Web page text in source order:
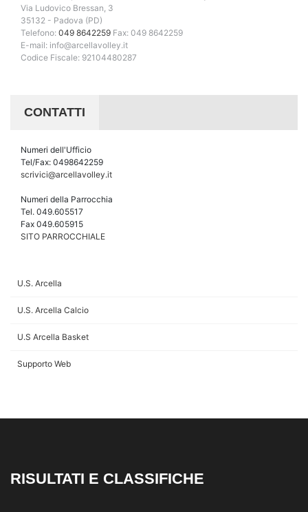
Via Ludovico Bressan, 3
35132 - Padova (PD)
Telefono: 049 8642259 Fax: 049 8642259
E-mail: info@arcellavolley.it
Codice Fiscale: 92104480287
CONTATTI
Numeri dell'Ufficio
Tel/Fax: 0498642259
scrivici@arcellavolley.it
Numeri della Parrocchia
Tel. 049.605517
Fax 049.605915
SITO PARROCCHIALE
U.S. Arcella
U.S. Arcella Calcio
U.S Arcella Basket
Supporto Web
RISULTATI E CLASSIFICHE